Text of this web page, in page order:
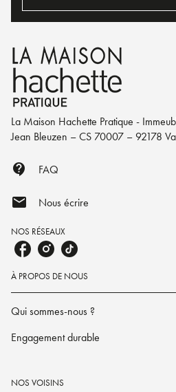
La Maison Hachette Pratique -
Jean Bleuzen – CS 70007 – 92178
contact_support FAQ
mail Nous écrire
NOS RÉSEAUX
À PROPOS DE NOUS
Qui sommes-nous ?
Engagement durable
NOS VOISINS